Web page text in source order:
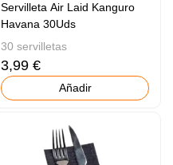
Servilleta Air Laid Kanguro
Havana 30Uds
30 servilletas
3,99 €
Añadir